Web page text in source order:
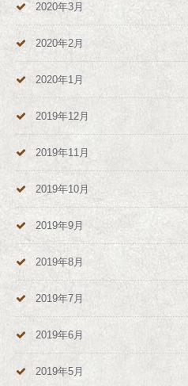
2020年3月
2020年2月
2020年1月
2019年12月
2019年11月
2019年10月
2019年9月
2019年8月
2019年7月
2019年6月
2019年5月